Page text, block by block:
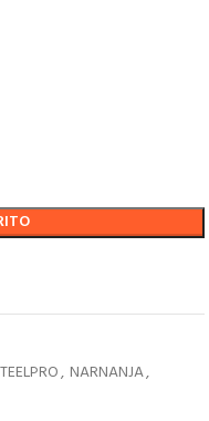
, NARNANJA,